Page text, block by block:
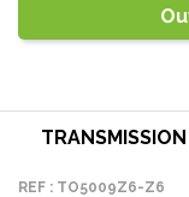
REF : TO5009Z6-Z6